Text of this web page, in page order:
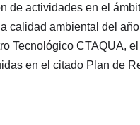
de actividades en el
calidad ambiental del
Tecnológico CTAQUA,
en el citado Plan de